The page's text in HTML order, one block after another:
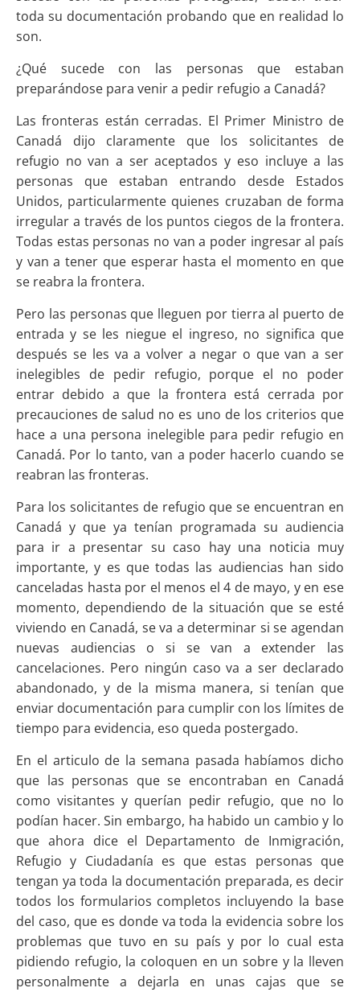
toda su documentación probando que en realidad lo
son.
¿Qué sucede con las personas que estaban
preparándose para venir a pedir refugio a Canadá?
Las fronteras están cerradas. El Primer Ministro de
Canadá dijo claramente que los solicitantes de
refugio no van a ser aceptados y eso incluye a las
personas que estaban entrando desde Estados
Unidos, particularmente quienes cruzaban de forma
irregular a través de los puntos ciegos de la frontera.
Todas estas personas no van a poder ingresar al país
y van a tener que esperar hasta el momento en que
se reabra la frontera.
Pero las personas que lleguen por tierra al puerto de
entrada y se les niegue el ingreso, no significa que
después se les va a volver a negar o que van a ser
inelegibles de pedir refugio, porque el no poder
entrar debido a que la frontera está cerrada por
precauciones de salud no es uno de los criterios que
hace a una persona inelegible para pedir refugio en
Canadá. Por lo tanto, van a poder hacerlo cuando se
reabran las fronteras.
Para los solicitantes de refugio que se encuentran en
Canadá y que ya tenían programada su audiencia
para ir a presentar su caso hay una noticia muy
importante, y es que todas las audiencias han sido
canceladas hasta por el menos el 4 de mayo, y en ese
momento, dependiendo de la situación que se esté
viviendo en Canadá, se va a determinar si se agendan
nuevas audiencias o si se van a extender las
cancelaciones. Pero ningún caso va a ser declarado
abandonado, y de la misma manera, si tenían que
enviar documentación para cumplir con los límites de
tiempo para evidencia, eso queda postergado.
En el articulo de la semana pasada habíamos dicho
que las personas que se encontraban en Canadá
como visitantes y querían pedir refugio, que no lo
podían hacer. Sin embargo, ha habido un cambio y lo
que ahora dice el Departamento de Inmigración,
Refugio y Ciudadanía es que estas personas que
tengan ya toda la documentación preparada, es decir
todos los formularios completos incluyendo la base
del caso, que es donde va toda la evidencia sobre los
problemas que tuvo en su país y por lo cual esta
pidiendo refugio, la coloquen en un sobre y la lleven
personalmente a dejarla en unas cajas que se